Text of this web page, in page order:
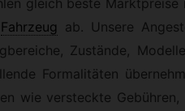
Fahrzeug ab. Unsere
Zustände,
Formalitäten
wie versteckte